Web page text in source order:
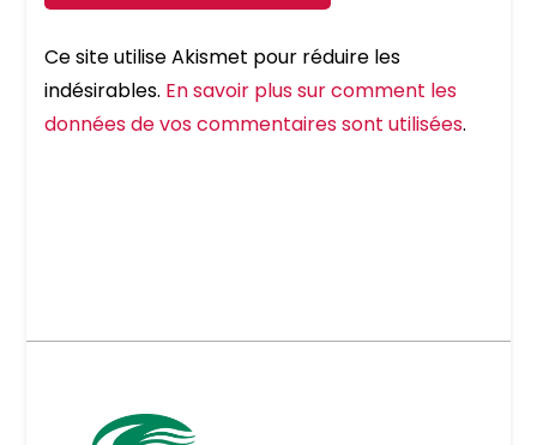
Ce site utilise Akismet pour réduire les
indésirables. En savoir plus sur comment les
données de vos commentaires sont utilisées.